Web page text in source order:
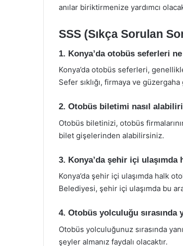
anılar biriktirmenize yardımcı
SSS (Sıkça Sorulan
1. Konya’da otobüs seferleri
Konya’da otobüs seferleri,
Sefer sıklığı, firmaya ve
2. Otobüs biletimi nasıl
Otobüs biletinizi, otobüs
bilet gişelerinden alabilirsiniz.
3. Konya’da şehir içi
Konya’da şehir içi ulaşımda halk
Belediyesi, şehir içi ulaşımda bu
4. Otobüs yolculuğu sırasında
Otobüs yolculuğunuz sırasında
şeyler almanız faydalı olacaktır.